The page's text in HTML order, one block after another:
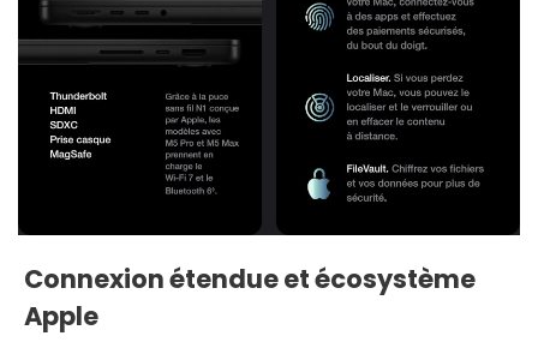
Connexion étendue et écosystème
Apple